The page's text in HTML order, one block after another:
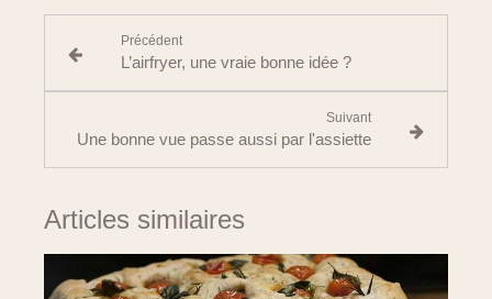
Précédent
L’airfryer, une vraie bonne idée ?
Suivant
Une bonne vue passe aussi par l'assiette
Articles similaires